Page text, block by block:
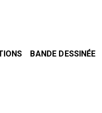
BANDE DESSINÉE